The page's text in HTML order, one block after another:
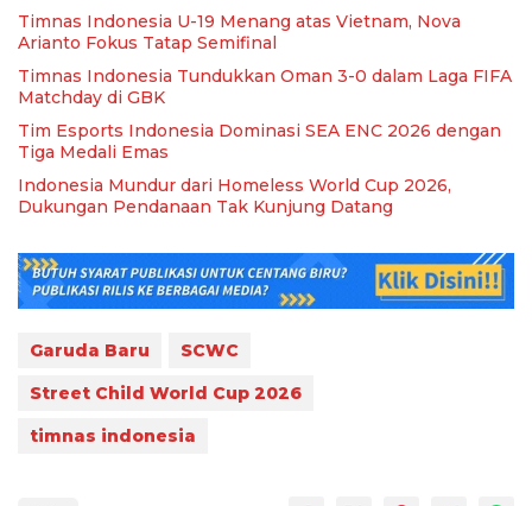
Timnas Indonesia U-19 Menang atas Vietnam, Nova
Arianto Fokus Tatap Semifinal
Timnas Indonesia Tundukkan Oman 3-0 dalam Laga FIFA
Matchday di GBK
Tim Esports Indonesia Dominasi SEA ENC 2026 dengan
Tiga Medali Emas
Indonesia Mundur dari Homeless World Cup 2026,
Dukungan Pendanaan Tak Kunjung Datang
Garuda Baru
SCWC
Street Child World Cup 2026
timnas indonesia